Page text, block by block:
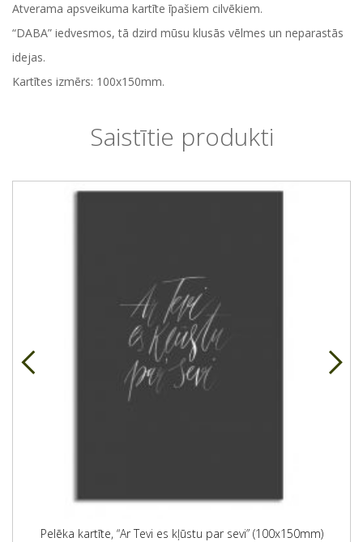
Atverama apsveikuma kartīte īpašiem cilvēkiem.
“DABA” iedvesmos, tā dzird mūsu klusās vēlmes un neparastās
idejas.
Kartītes izmērs: 100x150mm.
Saistītie produkti
Pelēka kartīte, “Ar Tevi es kļūstu par sevi” (100x150mm)